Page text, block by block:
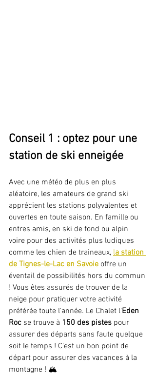
Conseil 1 : optez pour une
station de ski enneigée
Avec une météo de plus en plus
aléatoire, les amateurs de grand ski
apprécient les stations polyvalentes et
ouvertes en toute saison. En famille ou
entres amis, en ski de fond ou alpin
voire pour des activités plus ludiques
comme les chien de traineaux, la station
de Tignes-le-Lac en Savoie offre un
éventail de possibilités hors du commun
! Vous êtes assurés de trouver de la
neige pour pratiquer votre activité
préférée toute l'année. Le Chalet l'Eden
Roc se trouve à 150 des pistes pour
assurer des départs sans faute quelque
soit le temps ! C'est un bon point de
départ pour assurer des vacances à la
montagne ! 🏔